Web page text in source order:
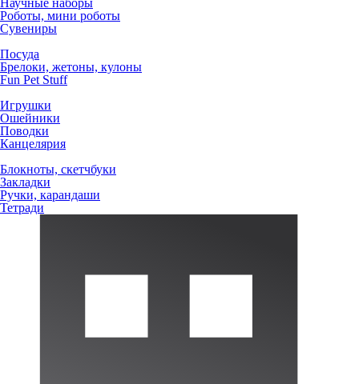
Научные наборы
Роботы, мини роботы
Сувениры
Посуда
Брелоки, жетоны, кулоны
Fun Pet Stuff
Игрушки
Ошейники
Поводки
Канцелярия
Блокноты, скетчбуки
Закладки
Ручки, карандаши
Тетради